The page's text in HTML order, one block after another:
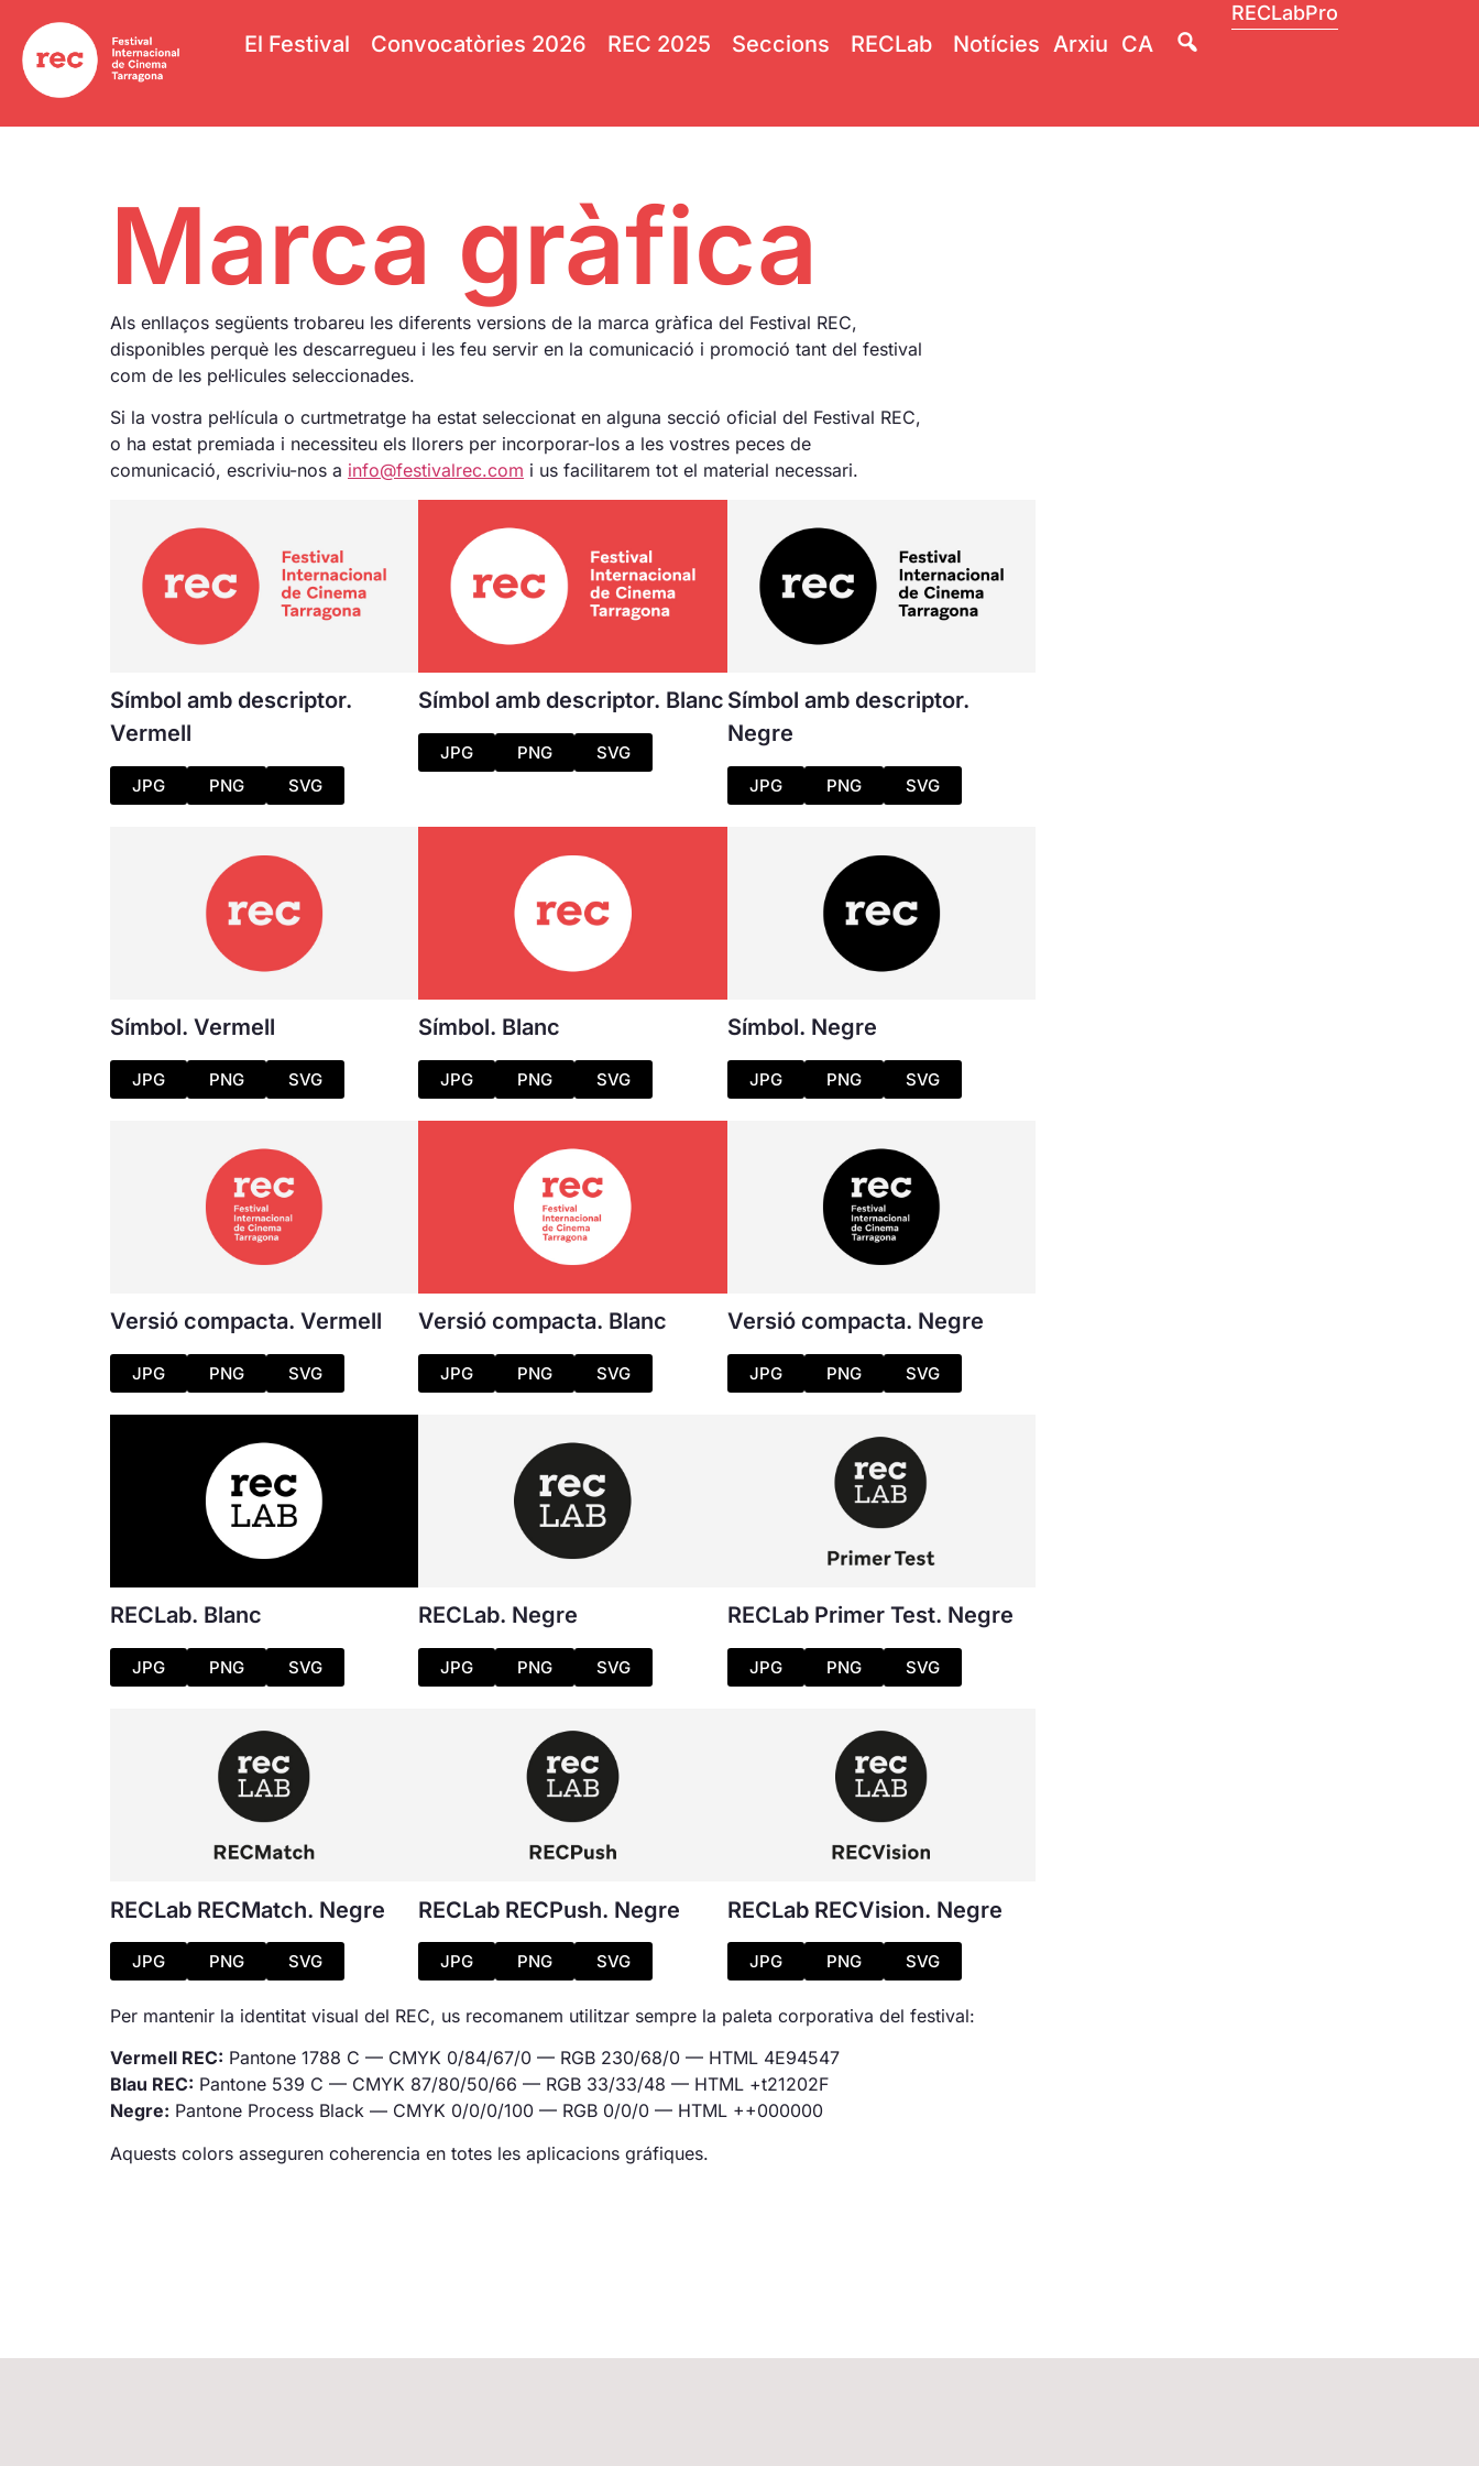
El Festival Convocatòries 2026 REC 2025 Seccions RECLab Notícies Arxiu CA
RECLabPro
Marca gràfica
Als enllaços següents trobareu les diferents versions de la marca gràfica del Festival REC,
disponibles perquè les descarregueu i les feu servir en la comunicació i promoció tant del festival
com de les pel·licules seleccionades.
Si la vostra pel·lícula o curtmetratge ha estat seleccionat en alguna secció oficial del Festival REC,
o ha estat premiada i necessiteu els llorers per incorporar-los a les vostres peces de
comunicació, escriviu-nos a info@festivalrec.com i us facilitarem tot el material necessari.
Símbol amb descriptor.
Vermell
JPG PNG SVG
Símbol amb descriptor. Blanc
JPG PNG SVG
Símbol amb descriptor.
Negre
JPG PNG SVG
Símbol. Vermell
JPG PNG SVG
Símbol. Blanc
JPG PNG SVG
Símbol. Negre
JPG PNG SVG
Versió compacta. Vermell
JPG PNG SVG
Versió compacta. Blanc
JPG PNG SVG
Versió compacta. Negre
JPG PNG SVG
RECLab. Blanc
JPG PNG SVG
RECLab. Negre
JPG PNG SVG
RECLab Primer Test. Negre
JPG PNG SVG
RECLab RECMatch. Negre
JPG PNG SVG
RECLab RECPush. Negre
JPG PNG SVG
RECLab RECVision. Negre
JPG PNG SVG
Per mantenir la identitat visual del REC, us recomanem utilitzar sempre la paleta corporativa del festival:
Vermell REC: Pantone 1788 C — CMYK 0/84/67/0 — RGB 230/68/0 — HTML 4E94547
Blau REC: Pantone 539 C — CMYK 87/80/50/66 — RGB 33/33/48 — HTML +t21202F
Negre: Pantone Process Black — CMYK 0/0/0/100 — RGB 0/0/0 — HTML ++000000
Aquests colors asseguren coherencia en totes les aplicacions gráfiques.